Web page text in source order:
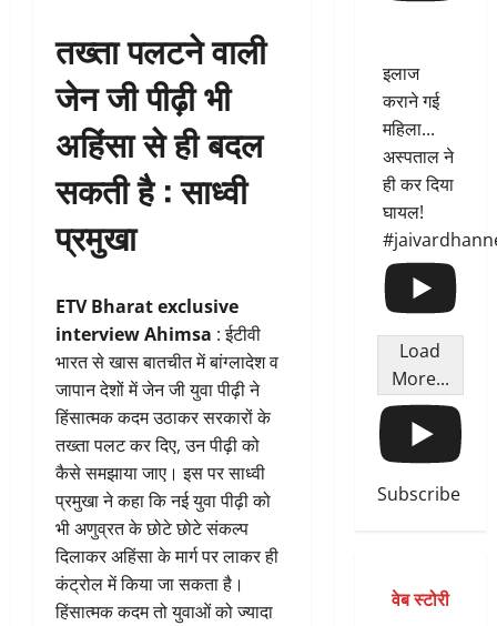
तख्ता पलटने वाली
जेन जी पीढ़ी भी
अहिंसा से ही बदल
सकती है : साध्वी
प्रमुखा
ETV Bharat exclusive
interview Ahimsa : ईटीवी
भारत से खास बातचीत में बांग्लादेश व
जापान देशों में जेन जी युवा पीढ़ी ने
हिंसात्मक कदम उठाकर सरकारों के
तख्ता पलट कर दिए, उन पीढ़ी को
कैसे समझाया जाए। इस पर साध्वी
प्रमुखा ने कहा कि नई युवा पीढ़ी को
भी अणुव्रत के छोटे छोटे संकल्प
दिलाकर अहिंसा के मार्ग पर लाकर ही
कंट्रोल में किया जा सकता है।
हिंसात्मक कदम तो युवाओं को ज्यादा
इलाज
कराने गई
महिला...
अस्पताल ने
ही कर दिया
घायल!
Load
More...
Subscribe
वेब स्टोरी